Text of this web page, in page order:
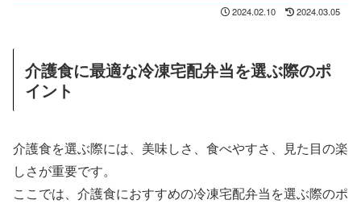
2024.02.10 2024.03.05
介護食に最適な冷凍宅配弁当を選ぶ際のポ
イント
介護食を選ぶ際には、美味しさ、食べやすさ、見た目の楽
しさが重要です。
ここでは、介護食におすすめの冷凍宅配弁当を選ぶ際のポ